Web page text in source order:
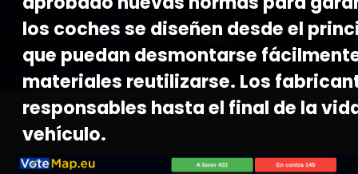
los coches se diseñen desde el
que puedan desmontarse
materiales reutilizarse. Los
responsables hasta el final de la
vehículo.